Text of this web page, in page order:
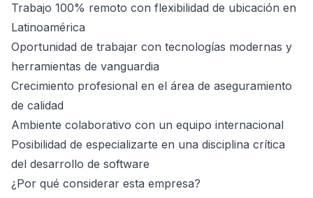
Trabajo 100% remoto con flexibilidad de ubicación en
Latinoamérica
Oportunidad de trabajar con tecnologías modernas y
herramientas de vanguardia
Crecimiento profesional en el área de aseguramiento
de calidad
Ambiente colaborativo con un equipo internacional
Posibilidad de especializarte en una disciplina crítica
del desarrollo de software
¿Por qué considerar esta empresa?